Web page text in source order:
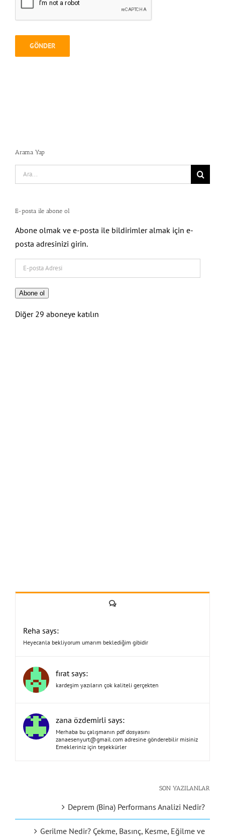
Arama Yap
Search
for:
E-posta ile abone ol
Abone olmak ve e-posta ile bildirimler almak için e-
posta adresinizi girin.
posta
Adresi
Abone ol
Diğer 29 aboneye katılın
Yorum
Reha says:
Heyecanla bekliyorum umarım beklediğim gibidir
fırat says:
kardeşim yazıların çok kaliteli gerçekten
zana özdemirli says:
Merhaba bu çalışmanın pdf dosyasını
zanaesenyurt@gmail.com adresine gönderebilir misiniz
Emekleriniz için teşekkürler
SON YAZILANLAR
Deprem (Bina) Performans Analizi Nedir?
Gerilme Nedir? Çekme, Basınç, Kesme, Eğilme ve